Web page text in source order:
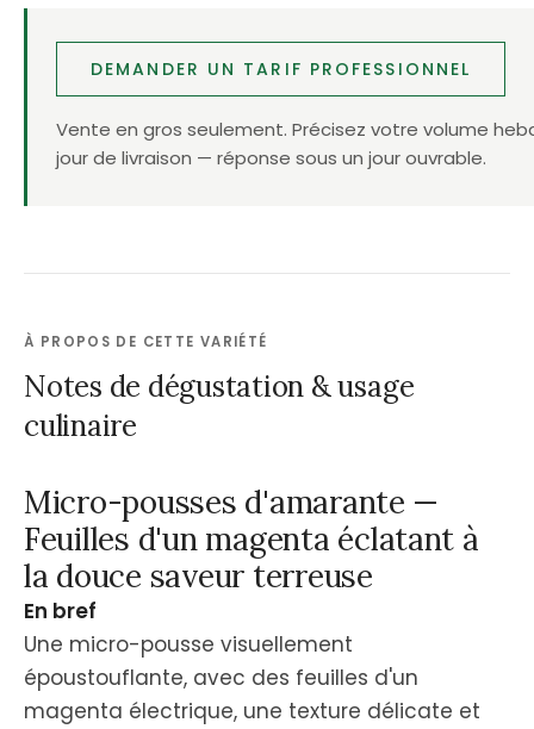
DEMANDER UN TARIF PROFESSIONNEL
Vente en gros seulement. Précisez votre volume
jour de livraison — réponse sous un jour ouvrable.
À PROPOS DE CETTE VARIÉTÉ
Notes de dégustation & usage
culinaire
Micro-pousses d'amarante —
Feuilles d'un magenta éclatant à
la douce saveur terreuse
En bref
Une micro-pousse visuellement
époustouflante, avec des feuilles d'un
magenta électrique, une texture délicate et